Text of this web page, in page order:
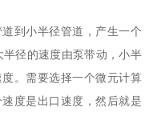
到小半径管道，产生一个
径的速度由泵带动，小半
。需要选择一个微元计算
度是出口速度，然后就是